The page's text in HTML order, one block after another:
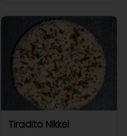
Tiradito Nikkei